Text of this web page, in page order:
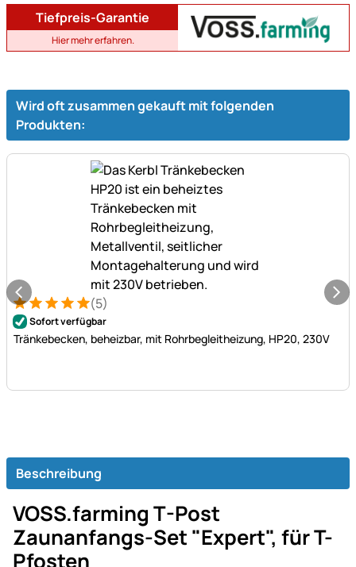
Tiefpreis-Garantie
Hier mehr erfahren.
Wird oft zusammen gekauft mit folgenden
Produkten:
Bewertung: 5 von 5 (5 Bewertungen)
5 Bewertungen
(5)
Sofort verfügbar
Tränkebecken, beheizbar, mit Rohrbegleitheizung, HP20, 230V
Beschreibung
VOSS.farming T-Post
Zaunanfangs-Set "Expert", für T-
Pfosten